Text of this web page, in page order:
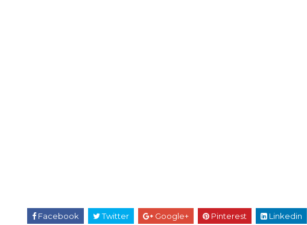
Facebook Twitter Google+ Pinterest Linkedin